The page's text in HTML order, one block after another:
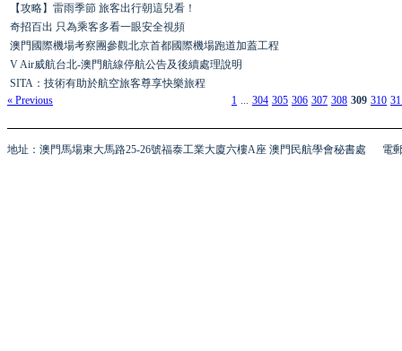
【攻略】雷雨季節 旅客出行朝這兒看！
奇招百出 只為乘客多看一眼安全視頻
澳門國際機場考察團參觀北京首都國際機場跑道加蓋工程
V Air威航台北-澳門航線停航公告及後續處理說明
SITA：技術有助於航空旅客尊享快樂旅程
« Previous
1 ... 304 305 306 307 308 309 310
地址：澳門馬場東大馬路25-26號福泰工業大廈六樓A座 澳門民航學會秘書處 電